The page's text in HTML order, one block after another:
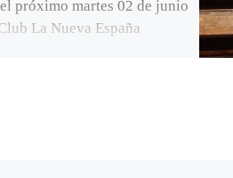
próximo martes 02 de junio
La Nueva España